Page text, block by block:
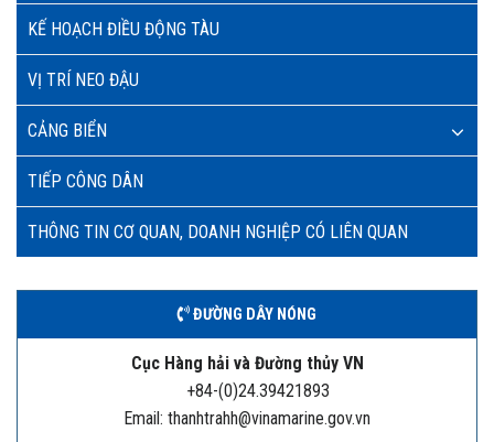
KẾ HOẠCH ĐIỀU ĐỘNG TÀU
VỊ TRÍ NEO ĐẬU
CẢNG BIỂN
TIẾP CÔNG DÂN
THÔNG TIN CƠ QUAN, DOANH NGHIỆP CÓ LIÊN QUAN
ĐƯỜNG DÂY NÓNG
Cục Hàng hải và Đường thủy VN
+84-(0)24.39421893
Email: thanhtrahh@vinamarine.gov.vn